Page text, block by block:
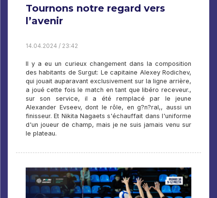
Tournons notre regard vers
l’avenir
14.04.2024 / 23:42
Il y a eu un curieux changement dans la composition
des habitants de Surgut: Le capitaine Alexey Rodichev,
qui jouait auparavant exclusivement sur la ligne arrière,
a joué cette fois le match en tant que libéro receveur.,
sur son service, il a été remplacé par le jeune
Alexander Evseev, dont le rôle, en g?n?ral,, aussi un
finisseur. Et Nikita Nagaets s'échauffait dans l'uniforme
d'un joueur de champ, mais je ne suis jamais venu sur
le plateau.